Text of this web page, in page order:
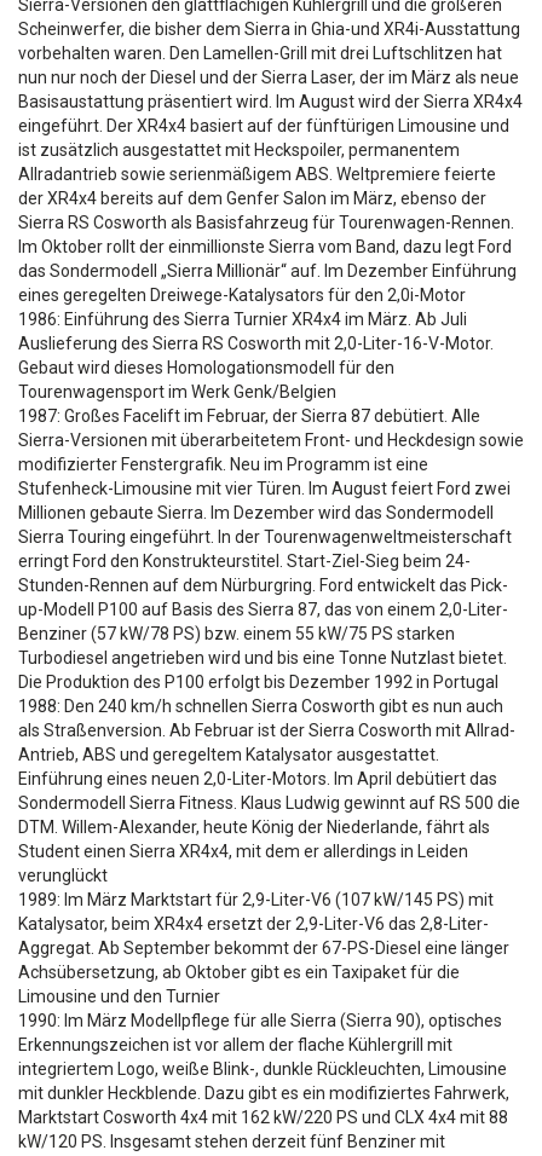
Sierra-Versionen den glattflächigen Kühlergrill und die größeren
Scheinwerfer, die bisher dem Sierra in Ghia-und XR4i-Ausstattung
vorbehalten waren. Den Lamellen-Grill mit drei Luftschlitzen hat
nun nur noch der Diesel und der Sierra Laser, der im März als neue
Basisaustattung präsentiert wird. Im August wird der Sierra XR4x4
eingeführt. Der XR4x4 basiert auf der fünftürigen Limousine und
ist zusätzlich ausgestattet mit Heckspoiler, permanentem
Allradantrieb sowie serienmäßigem ABS. Weltpremiere feierte
der XR4x4 bereits auf dem Genfer Salon im März, ebenso der
Sierra RS Cosworth als Basisfahrzeug für Tourenwagen-Rennen.
Im Oktober rollt der einmillionste Sierra vom Band, dazu legt Ford
das Sondermodell „Sierra Millionär“ auf. Im Dezember Einführung
eines geregelten Dreiwege-Katalysators für den 2,0i-Motor
1986: Einführung des Sierra Turnier XR4x4 im März. Ab Juli
Auslieferung des Sierra RS Cosworth mit 2,0-Liter-16-V-Motor.
Gebaut wird dieses Homologationsmodell für den
Tourenwagensport im Werk Genk/Belgien
1987: Großes Facelift im Februar, der Sierra 87 debütiert. Alle
Sierra-Versionen mit überarbeitetem Front- und Heckdesign sowie
modifizierter Fenstergrafik. Neu im Programm ist eine
Stufenheck-Limousine mit vier Türen. Im August feiert Ford zwei
Millionen gebaute Sierra. Im Dezember wird das Sondermodell
Sierra Touring eingeführt. In der Tourenwagenweltmeisterschaft
erringt Ford den Konstrukteurstitel. Start-Ziel-Sieg beim 24-
Stunden-Rennen auf dem Nürburgring. Ford entwickelt das Pick-
up-Modell P100 auf Basis des Sierra 87, das von einem 2,0-Liter-
Benziner (57 kW/78 PS) bzw. einem 55 kW/75 PS starken
Turbodiesel angetrieben wird und bis eine Tonne Nutzlast bietet.
Die Produktion des P100 erfolgt bis Dezember 1992 in Portugal
1988: Den 240 km/h schnellen Sierra Cosworth gibt es nun auch
als Straßenversion. Ab Februar ist der Sierra Cosworth mit Allrad-
Antrieb, ABS und geregeltem Katalysator ausgestattet.
Einführung eines neuen 2,0-Liter-Motors. Im April debütiert das
Sondermodell Sierra Fitness. Klaus Ludwig gewinnt auf RS 500 die
DTM. Willem-Alexander, heute König der Niederlande, fährt als
Student einen Sierra XR4x4, mit dem er allerdings in Leiden
verunglückt
1989: Im März Marktstart für 2,9-Liter-V6 (107 kW/145 PS) mit
Katalysator, beim XR4x4 ersetzt der 2,9-Liter-V6 das 2,8-Liter-
Aggregat. Ab September bekommt der 67-PS-Diesel eine länger
Achsübersetzung, ab Oktober gibt es ein Taxipaket für die
Limousine und den Turnier
1990: Im März Modellpflege für alle Sierra (Sierra 90), optisches
Erkennungszeichen ist vor allem der flache Kühlergrill mit
integriertem Logo, weiße Blink-, dunkle Rückleuchten, Limousine
mit dunkler Heckblende. Dazu gibt es ein modifiziertes Fahrwerk,
Marktstart Cosworth 4x4 mit 162 kW/220 PS und CLX 4x4 mit 88
kW/120 PS. Insgesamt stehen derzeit fünf Benziner mit